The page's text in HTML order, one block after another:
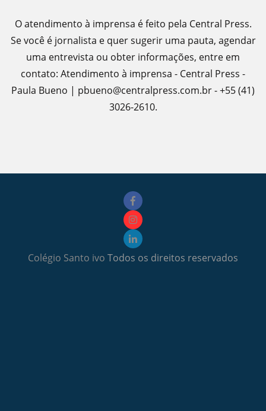
O atendimento à imprensa é feito pela Central Press.
Se você é jornalista e quer sugerir uma pauta, agendar
uma entrevista ou obter informações, entre em
contato: Atendimento à imprensa - Central Press -
Paula Bueno | pbueno@centralpress.com.br - +55 (41)
3026-2610.
Colégio Santo ivo Todos os direitos reservados